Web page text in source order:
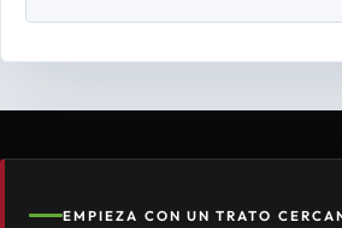
EMPIEZA CON UN TRATO